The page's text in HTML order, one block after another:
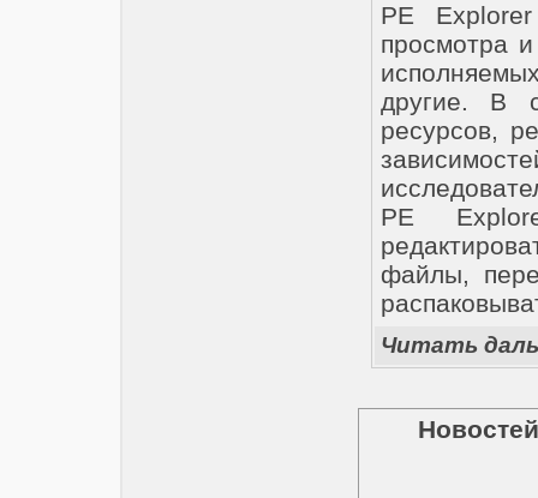
PE
просмотра
другие. В
ресурсов,
PE
файлы,
Читать